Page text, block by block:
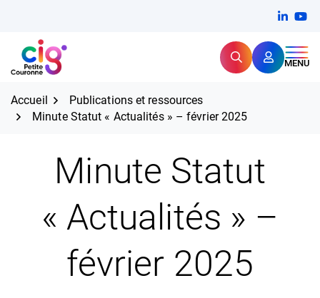
contenu
CIG Petite Couronne RechercherMENU
Expertise et proximité pour
Accueil
Publications et ressources
Minute Statut « Actualités » – février 2025
Minute Statut
« Actualités » –
février 2025